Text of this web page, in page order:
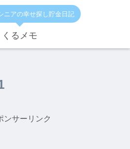
ニアの幸せ探し貯金日記
くるメモ
ンサーリンク